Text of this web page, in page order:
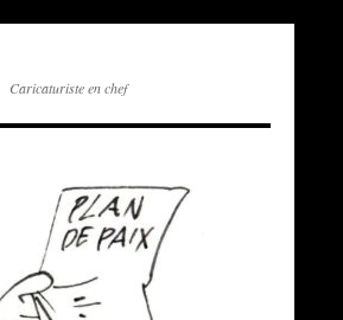
Caricaturiste en chef